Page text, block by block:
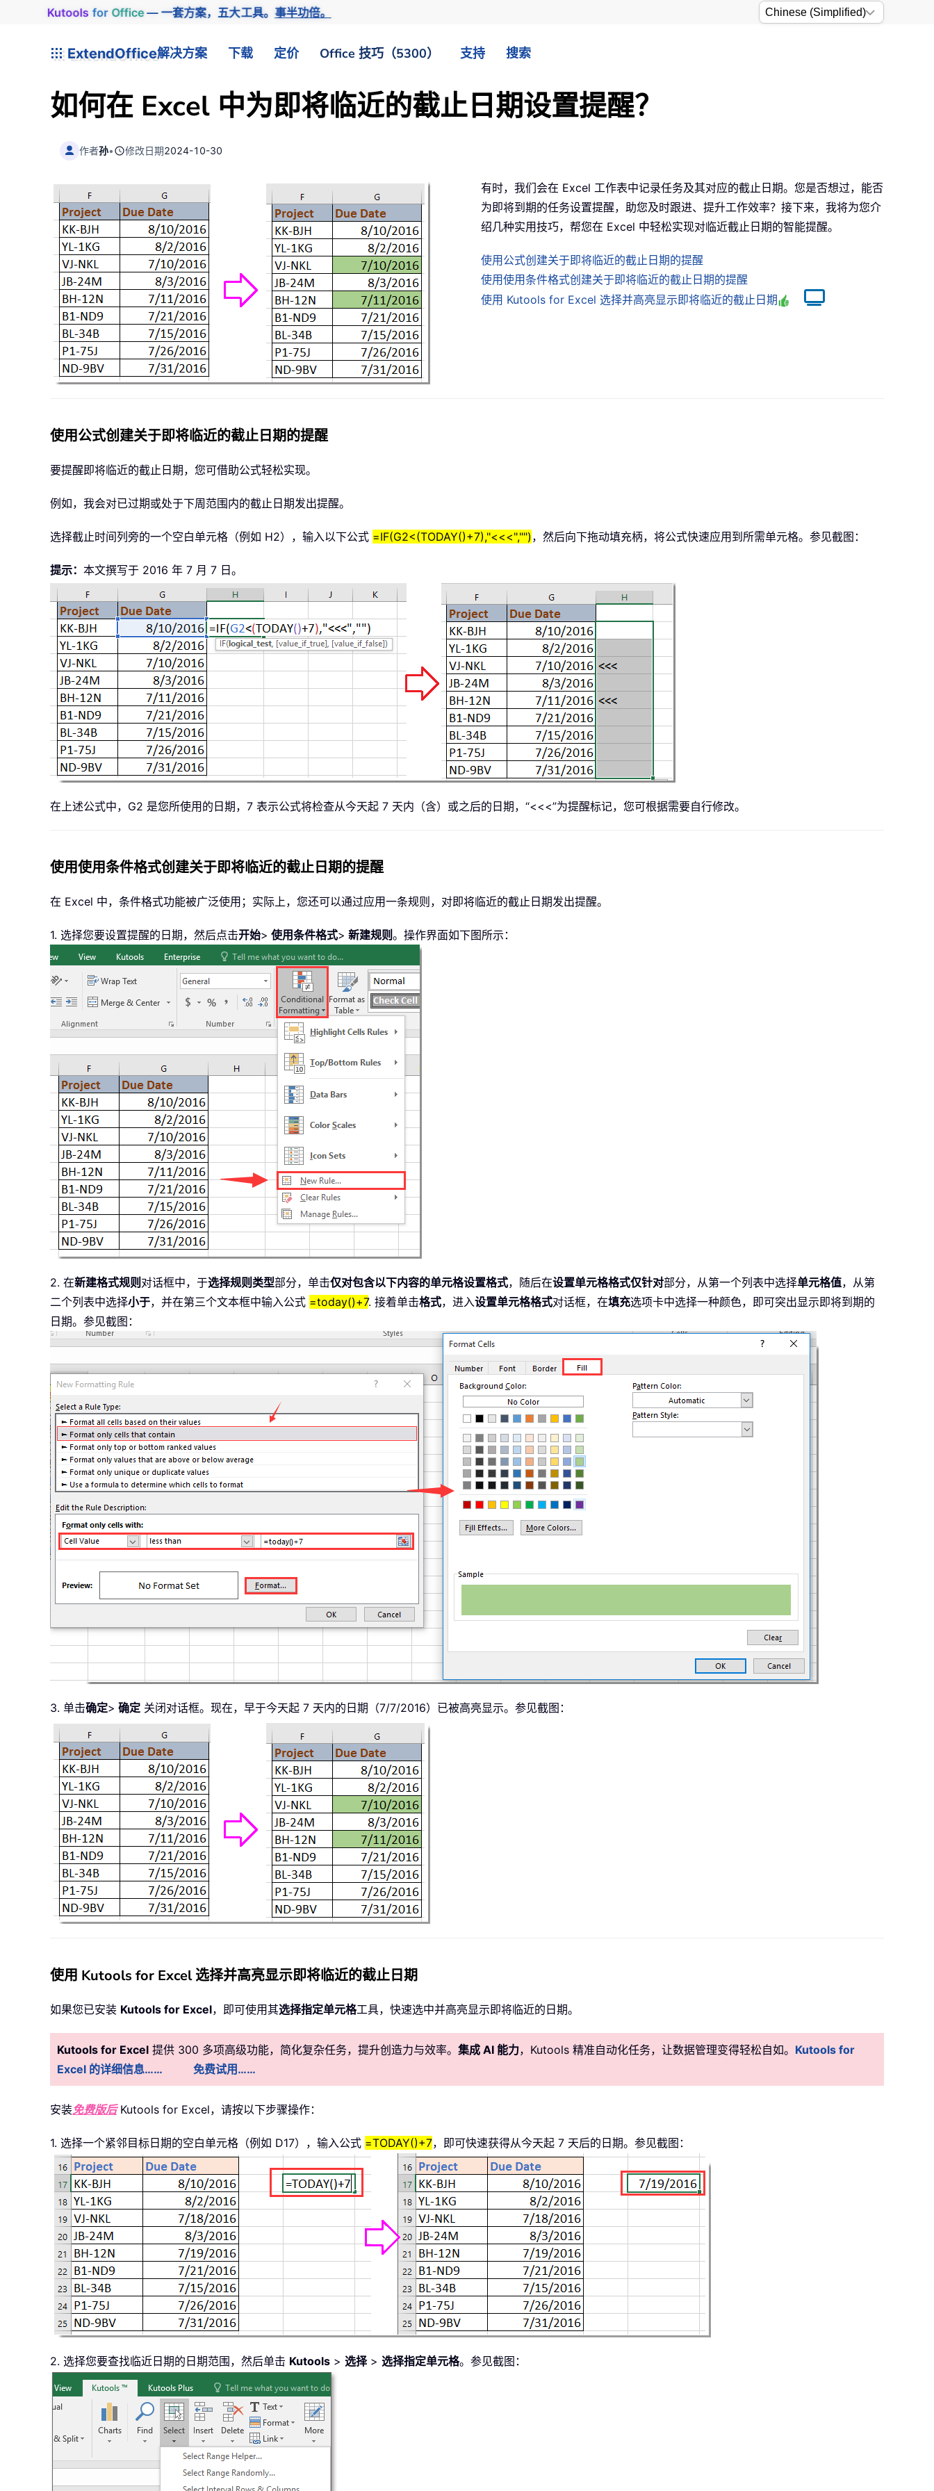
Kutools for Office— 一套方案，五大工具。事半功倍。
ExtendOffice解决方案 下载 定价 Office 技巧（5300） 支持 搜索
如何在 Excel 中为即将临近的截止日期设置提醒？
作者孙• 修改日期2024-10-30
有时，我们会在 Excel 工作表中记录任务及其对应的截止日期。您是否想过，能否
为即将到期的任务设置提醒，助您及时跟进、提升工作效率？接下来，我将为您介
绍几种实用技巧，帮您在 Excel 中轻松实现对临近截止日期的智能提醒。
使用公式创建关于即将临近的截止日期的提醒
使用使用条件格式创建关于即将临近的截止日期的提醒
使用 Kutools for Excel 选择并高亮显示即将临近的截止日期
使用公式创建关于即将临近的截止日期的提醒
要提醒即将临近的截止日期，您可借助公式轻松实现。
例如，我会对已过期或处于下周范围内的截止日期发出提醒。
选择截止时间列旁的一个空白单元格（例如 H2），输入以下公式 =IF(G2<(TODAY()+7),"<<<","") ，然后向下拖动填充柄，将公式快速应用到所需单元格。参见截图：
提示： 本文撰写于 2016 年 7 月 7 日。
在上述公式中，G2 是您所使用的日期，7 表示公式将检查从今天起 7 天内（含）或之后的日期，“<<<”为提醒标记，您可根据需要自行修改。
使用使用条件格式创建关于即将临近的截止日期的提醒
在 Excel 中，条件格式功能被广泛使用；实际上，您还可以通过应用一条规则，对即将临近的截止日期发出提醒。
1. 选择您要设置提醒的日期，然后点击开始> 使用条件格式> 新建规则。操作界面如下图所示：
2. 在新建格式规则 对话框中，于选择规则类型部分，单击仅对包含以下内容的单元格设置格式，随后在设置单元格格式仅针对部分，从第一个列表中选择单元格值，从第
二个列表中选择小于，并在第三个文本框中输入公式 =today()+7. 接着单击格式，进入设置单元格格式对话框，在填充选项卡中选择一种颜色，即可突出显示即将到期的
日期。参见截图：
3. 单击确定> 确定 关闭对话框。现在，早于今天起 7 天内的日期（7/7/2016）已被高亮显示。参见截图：
使用 Kutools for Excel 选择并高亮显示即将临近的截止日期
如果您已安装 Kutools for Excel，即可使用其选择指定单元格工具，快速选中并高亮显示即将临近的日期。
Kutools for Excel 提供 300 多项高级功能，简化复杂任务，提升创造力与效率。 集成 AI 能力，Kutools 精准自动化任务，让数据管理变得轻松自如。 Kutools for
Excel 的详细信息……
免费试用……
安装免费版后Kutools for Excel，请按以下步骤操作：
1. 选择一个紧邻目标日期的空白单元格（例如 D17），输入公式 =TODAY()+7，即可快速获得从今天起 7 天后的日期。参见截图：
2. 选择您要查找临近日期的日期范围，然后单击 Kutools > 选择> 选择指定单元格。参见截图：